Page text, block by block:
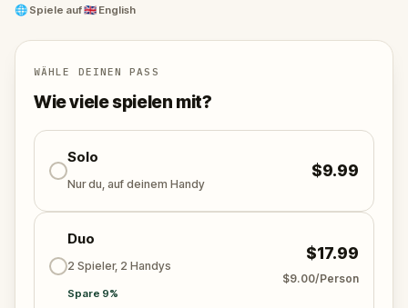
future. Are you ready to take a trip through time?
🌐 Spiele auf🇬🇧 English
WÄHLE DEINEN PASS
Wie viele spielen mit?
Solo
Nur du, auf deinem Handy
$9.99
Duo
2 Spieler, 2 Handys
Spare 9%
$17.99
$9.00/Person